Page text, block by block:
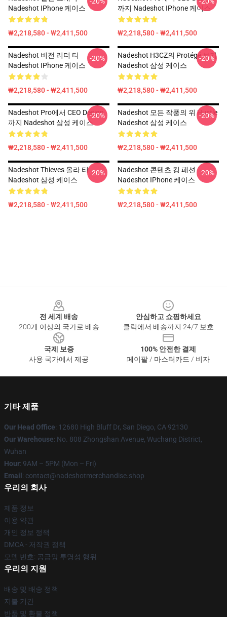
Nadeshot IPhone 케이스
₩2,218,580 - ₩2,411,500
까지 Nadeshot IPhone 케이스
₩2,218,580 - ₩2,411,500
Nadeshot 비전 리더 티
Nadeshot IPhone 케이스
₩2,218,580 - ₩2,411,500
-20%
Nadeshot H3CZ의 Protégé 보기
Nadeshot 삼성 케이스
₩2,218,580 - ₩2,411,500
-20%
Nadeshot Pro에서 CEO Design
까지 Nadeshot 삼성 케이스
₩2,218,580 - ₩2,411,500
-20%
Nadeshot 모든 작풍의 위 Hustle
Nadeshot 삼성 케이스
₩2,218,580 - ₩2,411,500
-20%
Nadeshot Thieves 올라 티
Nadeshot 삼성 케이스
₩2,218,580 - ₩2,411,500
-20%
Nadeshot 콘텐츠 킹 패션
Nadeshot IPhone 케이스
₩2,218,580 - ₩2,411,500
-20%
전 세계 배송
200개 이상의 국가로 배송
안심하고 쇼핑하세요
클릭에서 배송까지 24/7 보호
국제 보증
사용 국가에서 제공
100% 안전한 결제
페이팔 / 마스터카드 / 비자
기타 제품
Our Head Office: 12680 High Bluff Dr, San Diego, CA 92130
Our Warehouse: No. 808 Zhongshan Avenue, Wuchang District,
Wuhan
Hour: 9AM – 5PM (Mon – Fri)
Email : contact@nadeshotmerchandise.shop
우리의 회사
제품 정보
이용 약관
개인 정보 정책
DMCA - 저작권 정책
모델 번호: 공급망 투명성 행위
우리의 지원
배송 및 배송 정책
지불 기간
반품 및 환불 정책